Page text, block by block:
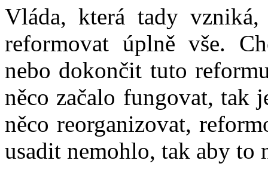
Vláda, která tady
reformovat úplně vše.
nebo dokončit tuto
něco začalo fungovat, tak
něco reorganizovat,
usadit nemohlo, tak aby